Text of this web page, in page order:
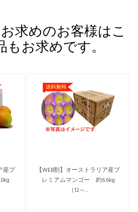
求めのお客様はこ
お求めです。
産プ
【WEB割】オーストラリア産プ
レミアムマンゴー 約6.6kg
（12～...